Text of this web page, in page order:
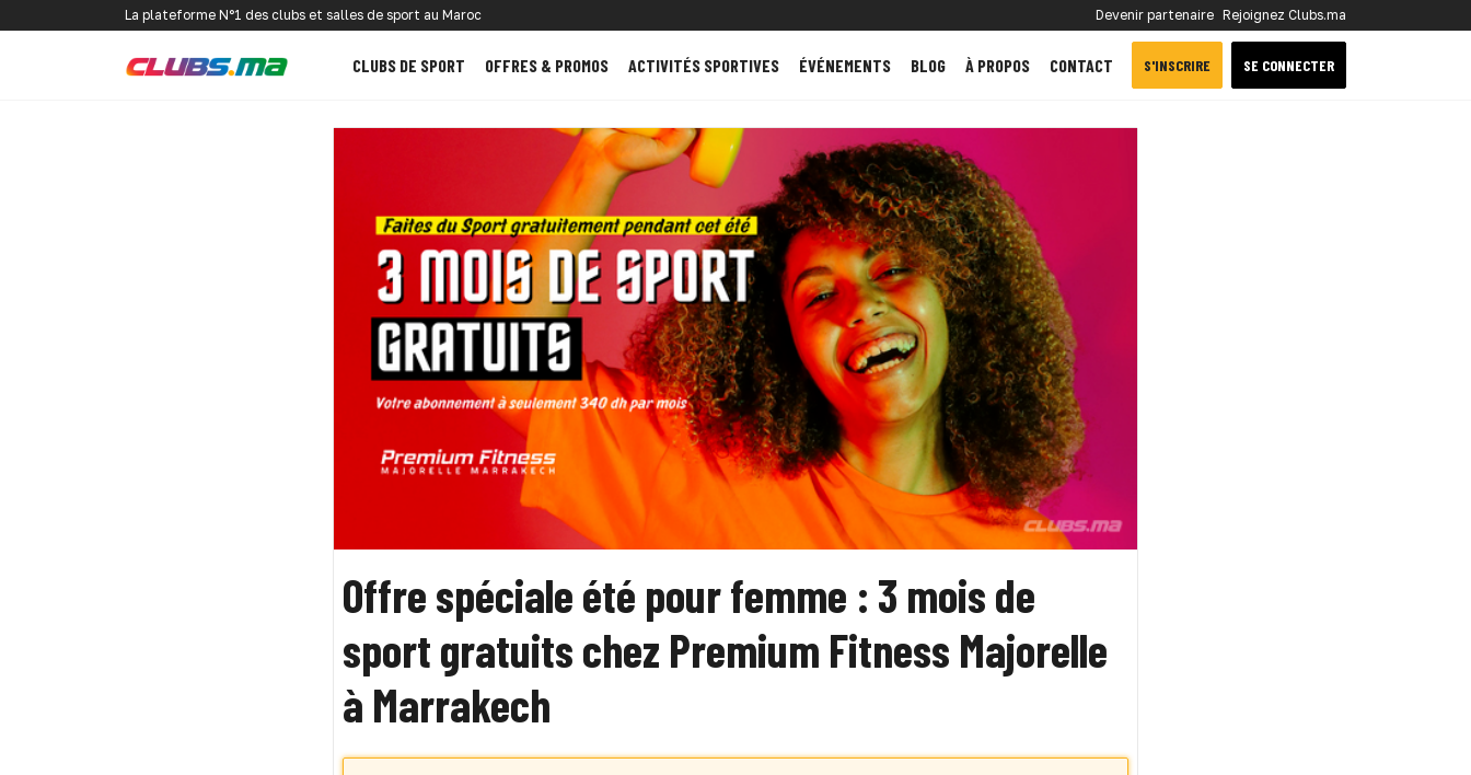
La plateforme N°1 des clubs et salles de sport au Maroc Devenir partenaire Rejoignez Clubs.ma
CLUBS DE SPORT OFFRES & PROMOS ACTIVITÉS SPORTIVES ÉVÉNEMENTS BLOG À PROPOS CONTACT S'INSCRIRE SE CONNECTER
Offre spéciale été pour femme : 3 mois de
sport gratuits chez Premium Fitness Majorelle
à Marrakech